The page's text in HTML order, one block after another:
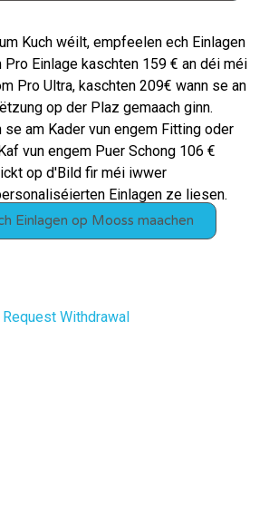
Kuch wéilt, empfeelen ech Einlagen
Einlage kaschten 159 € an déi méi
Pro Ultra, kaschten 209€ wann se an
op der Plaz gemaach ginn.
am Kader vun engem Fitting oder
vun engem Puer Schong 106 €
op d'Bild fir méi iwwer
Einlagen ze liesen.
Einlagen op Mooss maachen
Request Withdrawal